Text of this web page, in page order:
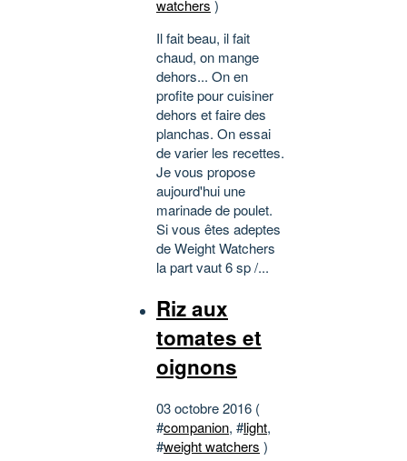
watchers )
Il fait beau, il fait
chaud, on mange
dehors... On en
profite pour cuisiner
dehors et faire des
planchas. On essai
de varier les recettes.
Je vous propose
aujourd'hui une
marinade de poulet.
Si vous êtes adeptes
de Weight Watchers
la part vaut 6 sp /...
Riz aux
tomates et
oignons
03 octobre 2016 (
#companion, #light,
#weight watchers )